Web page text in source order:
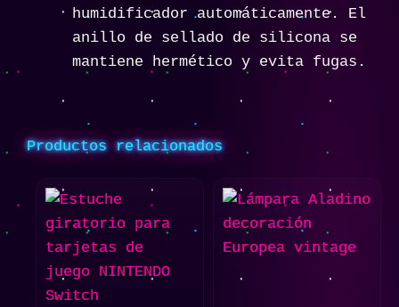
humidificador automáticamente. El
anillo de sellado de silicona se
mantiene hermético y evita fugas.
Productos relacionados